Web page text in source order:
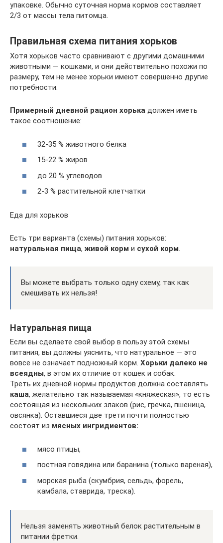
упаковке. Обычно суточная норма кормов составляет
2/3 от массы тела питомца.
Правильная схема питания хорьков
Хотя хорьков часто сравнивают с другими домашними
животными — кошками, и они действительно похожи по
размеру, тем не менее хорьки имеют совершенно другие
потребности.
Примерный дневной рацион хорька должен иметь
такое соотношение:
32-35 % животного белка
15-22 % жиров
до 20 % углеводов
2-3 % растительной клетчатки
Еда для хорьков
Есть три варианта (схемы) питания хорьков:
натуральная пища, живой корм и сухой корм.
Вы можете выбрать только одну схему, так как
смешивать их нельзя!
Натуральная пища
Если вы сделаете свой выбор в пользу этой схемы
питания, вы должны уяснить, что натуральное — это
вовсе не означает подножный корм. Хорьки далеко не
всеядны, в этом их отличие от кошек и собак.
Треть их дневной нормы продуктов должна составлять
каша, желательно так называемая «княжеская», то есть
состоящая из нескольких злаков (рис, гречка, пшеница,
овсянка). Оставшиеся две трети почти полностью
состоят из мясных ингридиентов:
мясо птицы,
постная говядина или баранина (только вареная),
морская рыба (скумбрия, сельдь, форель,
камбала, ставрида, треска).
Нельзя заменять животный белок растительным в
питании фретки.